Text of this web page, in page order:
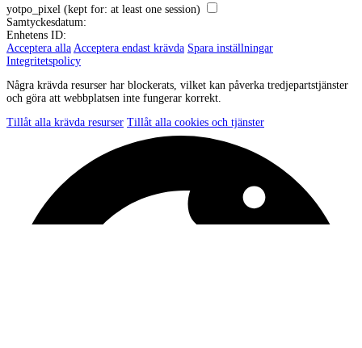
yotpo_pixel (kept for: at least one session)
Samtyckesdatum:
Enhetens ID:
Acceptera alla Acceptera endast krävda Spara inställningar
Integritetspolicy
Några krävda resurser har blockerats, vilket kan påverka tredjepartstjänster
och göra att webbplatsen inte fungerar korrekt.
Tillåt alla krävda resurser Tillåt alla cookies och tjänster